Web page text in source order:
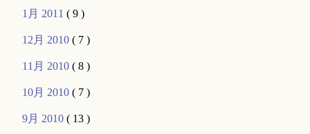
1月 2011( 9 )
12月 2010( 7 )
11月 2010( 8 )
10月 2010( 7 )
9月 2010( 13 )